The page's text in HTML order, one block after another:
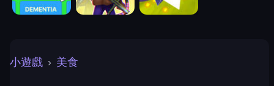
小遊戲 › 美食